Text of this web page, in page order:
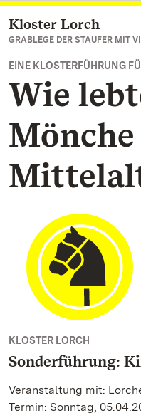
Zum Hauptinhalt
Kloster Lorch
GRABLEGE DER STAUFER MIT
EINE KLOSTERFÜHRUNG
Wie
KLOSTER LORCH
Sonderführung:
Veranstaltung mit:
Termin: Sonntag,